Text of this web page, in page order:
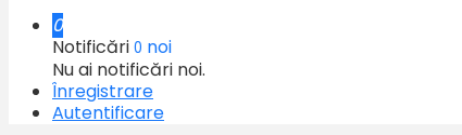
0
Notificări 0 noi
Nu ai notificări noi.
Înregistrare
Autentificare